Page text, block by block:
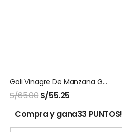
Goli Vinagre De Manzana GOMITAS
S/65.00 S/55.25
Compra y gana33 PUNTOS!